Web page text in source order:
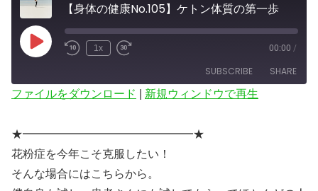
【身体の健康No.105】ケトン体質の第一歩
Play
Episode
1x 00:00 /
SUBSCRIBE SHARE
ファイルをダウンロード 新規ウィンドウで再生
★━━━━━━━━━━━━━━━★
花粉症を今年こそ克服したい！
そんな場合にはこちらから。